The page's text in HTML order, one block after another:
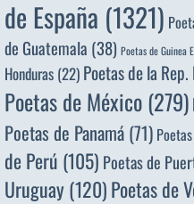
de España (1321)
de Guatemala (38) Poetas de Guinea
Honduras (22) Poetas de la
Poetas de México(279)
Poetas de Panamá (71)
de Perú (105) Poetas de
Uruguay(120)Poetas de